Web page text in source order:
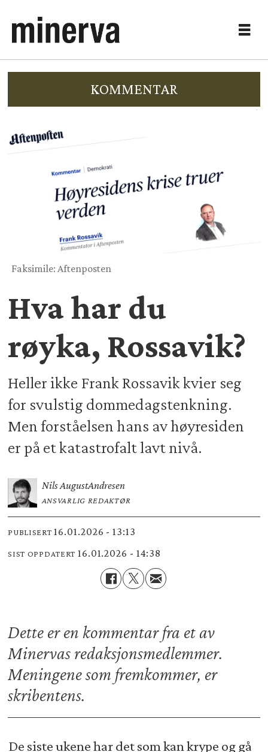
KOMMENTAR
Faksimile: Aftenposten
Hva har du
røyka, Rossavik?
Heller ikke Frank Rossavik kvier seg
for svulstig dommedagstenkning.
Men forståelsen hans av høyresiden
er på et katastrofalt lavt nivå.
Nils AugustAndresen
ANSVARLIG REDAKTØR
PUBLISERT 16.01.2026 - 13:13
SIST OPPDATERT 16.01.2026 - 14:38
Dette er en kommentar fra et av
Minervas redaksjonsmedlemmer.
Meningene som fremkommer, er
skribentens.
De siste ukene har det som kan krype og gå